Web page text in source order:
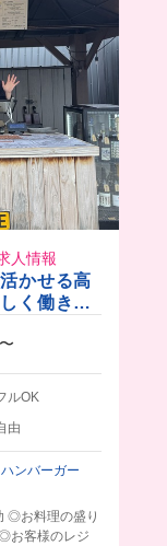
人情報
かせる高
く働きま
ルOK
由
ハンバーガー
◎お料理の盛り
お客様のレジ